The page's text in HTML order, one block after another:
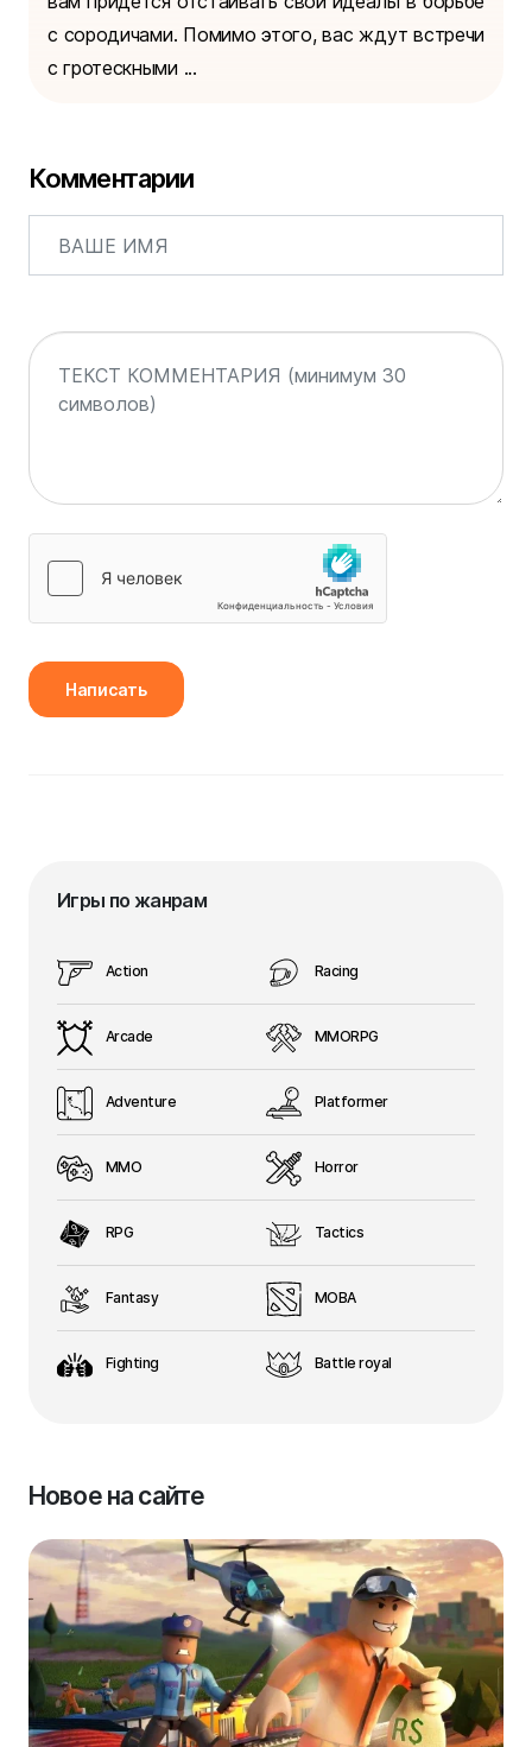
с сородичами. Помимо этого, вас ждут встречи
с гротескными ...
Комментарии
Написать
Игры по жанрам
Action
Arcade
Adventure
MMO
RPG
Fantasy
Fighting
Racing
MMORPG
Platformer
Horror
Tactics
MOBA
Battle royal
Новое на сайте